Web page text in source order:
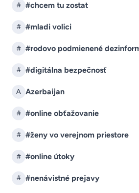
# #chcem tu zostat
# #mladi volici
# #rodovo podmienené
# #digitálna bezpečnosť
A Azerbaijan
# #online obťažovanie
# #ženy vo verejnom priestore
# #online útoky
# #nenávistné prejavy